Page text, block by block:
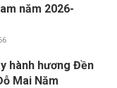
năm 2026-
hành hương Đền
Mai Năm